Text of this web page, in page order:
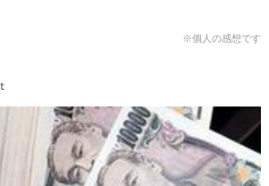
※個人の感想です